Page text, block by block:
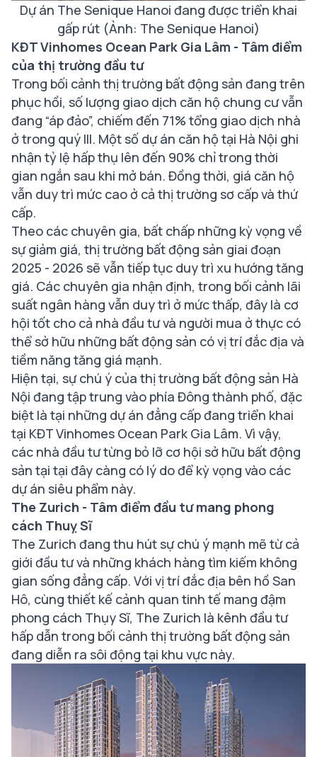
Dự án The Senique Hanoi đang được triển khai
gấp rút (Ảnh: The Senique Hanoi)
KĐT Vinhomes Ocean Park Gia Lâm - Tâm điểm
của thị trường đầu tư
Trong bối cảnh thị trường bất động sản đang trên
phục hồi, số lượng giao dịch căn hộ chung cư vẫn
đang “áp đảo”, chiếm đến 71% tổng giao dịch nhà
ở trong quý III. Một số dự án căn hộ tại Hà Nội ghi
nhận tỷ lệ hấp thụ lên đến 90% chỉ trong thời
gian ngắn sau khi mở bán. Đồng thời, giá căn hộ
vẫn duy trì mức cao ở cả thị trường sơ cấp và thứ
cấp.
Theo các chuyên gia, bất chấp những kỳ vọng về
sự giảm giá, thị trường bất động sản giai đoạn
2025 - 2026 sẽ vẫn tiếp tục duy trì xu hướng tăng
giá. Các chuyên gia nhận định, trong bối cảnh lãi
suất ngân hàng vẫn duy trì ở mức thấp, đây là cơ
hội tốt cho cả nhà đầu tư và người mua ở thực có
thể sở hữu những bất động sản có vị trí đắc địa và
tiềm năng tăng giá mạnh.
Hiện tại, sự chú ý của thị trường bất động sản Hà
Nội đang tập trung vào phía Đông thành phố, đặc
biệt là tại những dự án đẳng cấp đang triển khai
tại KĐT Vinhomes Ocean Park Gia Lâm. Vì vậy,
các nhà đầu tư từng bỏ lỡ cơ hội sở hữu bất động
sản tại tại đây càng có lý do để kỳ vọng vào các
dự án siêu phẩm này.
The Zurich - Tâm điểm đầu tư mang phong
cách Thuỵ Sĩ
The Zurich đang thu hút sự chú ý mạnh mẽ từ cả
giới đầu tư và những khách hàng tìm kiếm không
gian sống đẳng cấp. Với vị trí đắc địa bên hồ San
Hô, cùng thiết kế cảnh quan tinh tế mang đậm
phong cách Thụy Sĩ, The Zurich là kênh đầu tư
hấp dẫn trong bối cảnh thị trường bất động sản
đang diễn ra sôi động tại khu vực này.